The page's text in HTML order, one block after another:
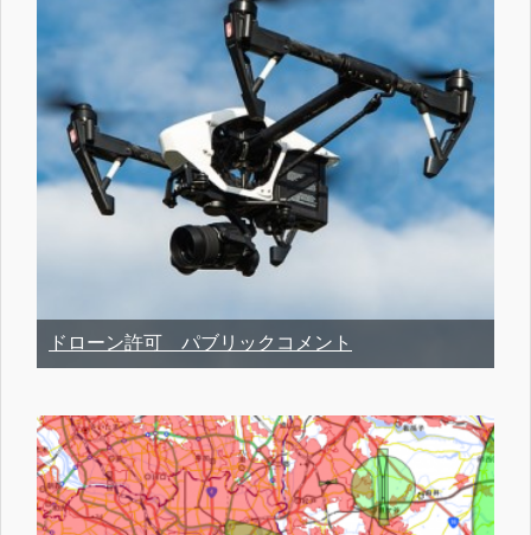
ドローン許可 パブリックコメント